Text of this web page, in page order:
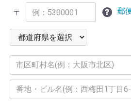
〒 郵